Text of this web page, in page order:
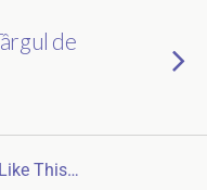
de
This…